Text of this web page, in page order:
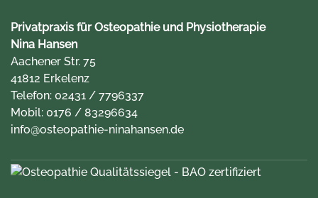
Privatpraxis für Osteopathie und Physiotherapie
Nina Hansen
Aachener Str. 75
41812 Erkelenz
Telefon: 02431 / 7796337
Mobil: 0176 / 83296634
info@osteopathie-ninahansen.de